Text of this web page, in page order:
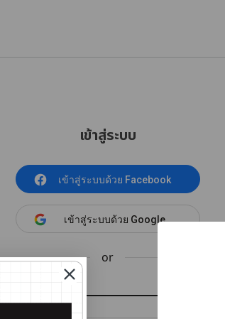
เข้าสู่ระบบ
เข้าสู่ระบบด้วย Facebook
เข้าสู่ระบบด้วย Google
or
อีเมล